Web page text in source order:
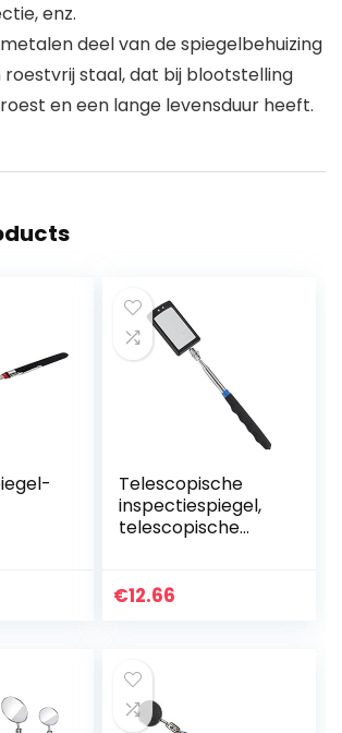
enz.
deel van de spiegelbehuizing
staal, dat bij blootstelling
en een lange levensduur heeft.
Telescopische
inspectiespiegel,
telescopische
uitschuifbare
€12.66